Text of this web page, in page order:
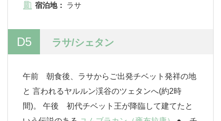
宿泊地： ラサ
D5 ラサ/シェタン
午前 朝食後、ラサからご出発チベット発祥の地
と 言われるヤルルン渓谷のツェタンへ(約2時
間)。 午後 初代チベット王が降臨して建てたと